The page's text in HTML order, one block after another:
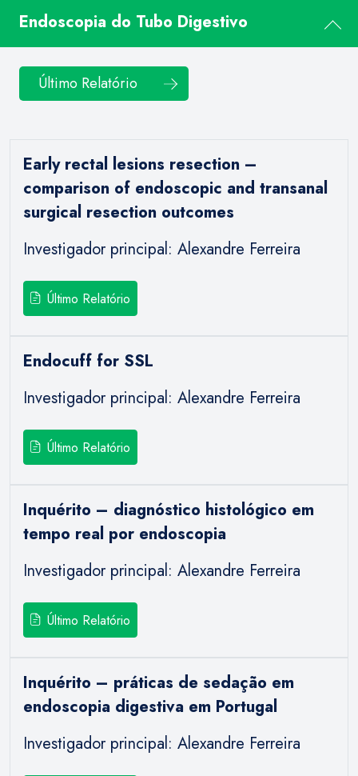
Endoscopia do Tubo Digestivo
Último Relatório
Early rectal lesions resection –
comparison of endoscopic and transanal
surgical resection outcomes
Investigador principal: Alexandre Ferreira
Último Relatório
Endocuff for SSL
Investigador principal: Alexandre Ferreira
Último Relatório
Inquérito – diagnóstico histológico em
tempo real por endoscopia
Investigador principal: Alexandre Ferreira
Último Relatório
Inquérito – práticas de sedação em
endoscopia digestiva em Portugal
Investigador principal: Alexandre Ferreira